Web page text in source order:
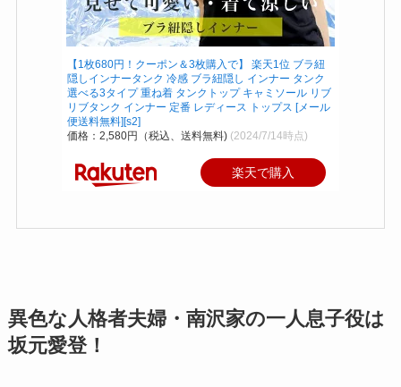
【1枚680円！クーポン＆3枚購入で】 楽天1位 ブラ紐
隠しインナータンク 冷感 ブラ紐隠し インナー タンク
選べる3タイプ 重ね着 タンクトップ キャミソール リブ
リブタンク インナー 定番 レディース トップス [メール
便送料無料][s2]
価格：2,580円（税込、送料無料) (2024/7/14時点)
楽天で購入
異色な人格者夫婦・南沢家の一人息子役は
坂元愛登！